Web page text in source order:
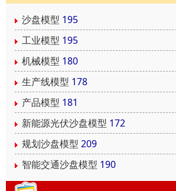
沙盘模型 195
工业模型 195
机械模型 180
生产线模型 178
产品模型 181
新能源光伏沙盘模型 172
规划沙盘模型 209
智能交通沙盘模型 190